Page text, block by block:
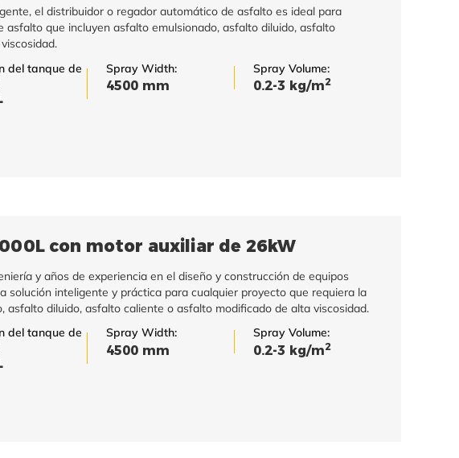
el distribuidor o regador automático de asfalto es ideal para
asfalto que incluyen asfalto emulsionado, asfalto diluido, asfalto
del tanque de
Spray Width:
4500 mm
Spray Volume:
0.2-3 kg/m2
con motor auxiliar de 26kW
y años de experiencia en el diseño y construcción de equipos
solución inteligente y práctica para cualquier proyecto que requiera la
asfalto diluido, asfalto caliente o asfalto modificado de alta viscosidad.
del tanque de
Spray Width:
4500 mm
Spray Volume:
0.2-3 kg/m2